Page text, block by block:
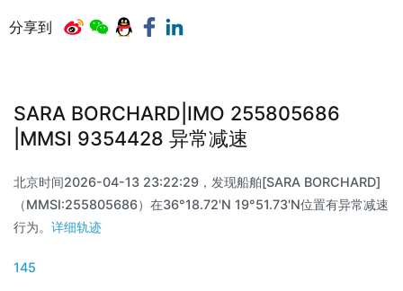
分享到
SARA BORCHARD|IMO 255805686
|MMSI 9354428 异常减速
北京时间2026-04-13 23:22:29，发现船舶[SARA BORCHARD]
（MMSI:255805686）在36°18.72'N 19°51.73'N位置有异常减速
行为。 详细轨迹
145